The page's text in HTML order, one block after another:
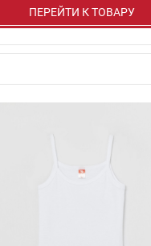
ПЕРЕЙТИ К ТОВАРУ